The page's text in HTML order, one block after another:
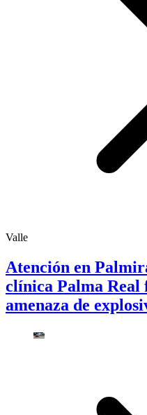
Valle
Atención en
clínica Palma Real
amenaza de